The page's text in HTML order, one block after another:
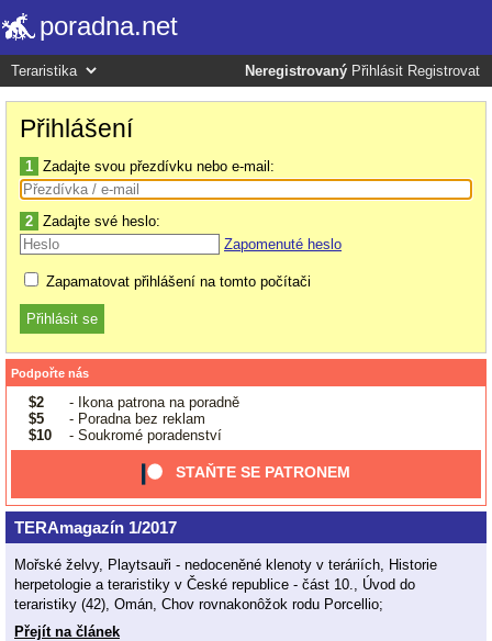
poradna.net
Neregistrovaný Přihlásit Registrovat
Přihlášení
1 Zadajte svou přezdívku nebo e-mail:
2 Zadajte své heslo:
Zapomenuté heslo
Zapamatovat přihlášení na tomto počítači
Podpořte nás
$2
- Ikona patrona na poradně
$5
- Poradna bez reklam
$10
- Soukromé poradenství
STAŇTE SE PATRONEM
TERAmagazín 1/2017
Mořské želvy, Playtsauři - nedoceněné klenoty v teráriích, Historie
herpetologie a teraristiky v České republice - část 10., Úvod do
teraristiky (42), Omán, Chov rovnakonôžok rodu Porcellio;
Přejít na článek